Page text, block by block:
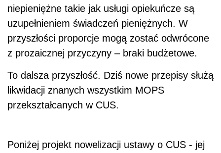
niepieniężne takie jak usługi opiekuńcze są
uzupełnieniem świadczeń pieniężnych. W
przyszłości proporcje mogą zostać odwrócone
z prozaicznej przyczyny – braki budżetowe.
To dalsza przyszłość. Dziś nowe przepisy służą
likwidacji znanych wszystkim MOPS
przekształcanych w CUS.
Poniżej projekt nowelizacji ustawy o CUS - jej